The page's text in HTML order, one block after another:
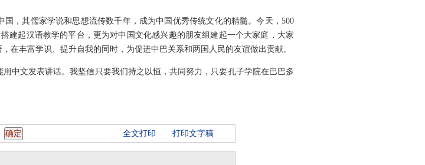
，其儒家学说和思想流传数千年，成为中国优秀传统文化的精髓。今天，500
建起汉语教学的平台，更为对中国文化感兴趣的朋友组建起一个大家庭，大家
在丰富学识、提升自我的同时，为促进中巴关系和两国人民的友谊做出贡献。
文发表讲话。我坚信只要我们持之以恒，共同努力，只要孔子学院在巴巴多
全文打印 打印文字稿